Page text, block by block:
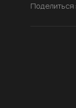
Поделиться: